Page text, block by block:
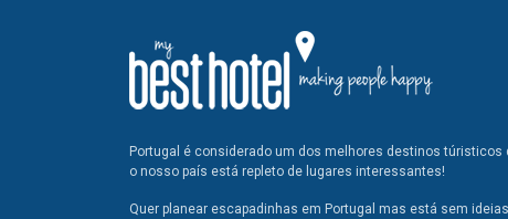
Portugal é considerado um dos melhores destinos
o nosso país está repleto de lugares interessantes!
Quer planear escapadinhas em Portugal mas está sem